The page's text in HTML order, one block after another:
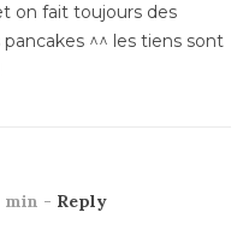
on fait toujours des
^^ les tiens sont
min - Reply